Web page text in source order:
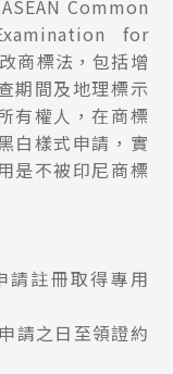
Common
for
商標法，包括增
期間及地理標示
有權人，在商標
白樣式申請，實
是不被印尼商標
請註冊取得專用
請之日至領證約